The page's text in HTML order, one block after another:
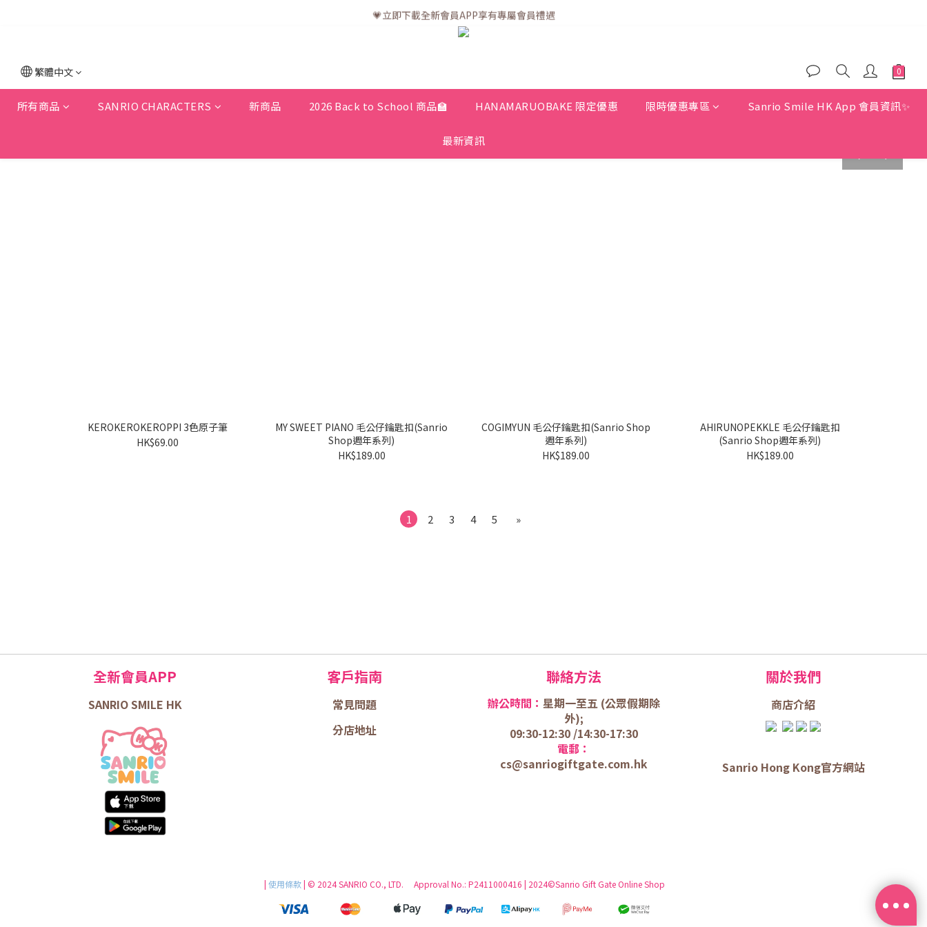
💗訂單一般送貨時間為3至5個工作天 (星期六、日及公眾假期並非工作天)
💗立即下載全新會員APP享有專屬會員禮遇
💗訂單一般送貨時間為3至5個工作天 (星期六、日及公眾假期並非工作天)
繁體中文
所有商品 SANRIO CHARACTERS 新商品 2026 Back to School 商品🏫 HANAMARUOBAKE 限定優惠 限時優惠專區 Sanrio Smile HK App 會員資訊✨
最新資訊
KEROKEROKEROPPI 3色原子筆
HK$69.00
MY SWEET PIANO 毛公仔鑰匙扣(Sanrio
Shop週年系列)
HK$189.00
COGIMYUN 毛公仔鑰匙扣(Sanrio Shop
週年系列)
HK$189.00
AHIRUNOPEKKLE 毛公仔鑰匙扣
(Sanrio Shop週年系列)
HK$189.00
1 2 3 4 5 »
全新會員APP
SANRIO SMILE HK
客戶指南
常見問題
分店地址
聯絡方法
辦公時間： 星期一至五 (公眾假期除
外);
09:30-12:30 /14:30-17:30
電郵：
cs@sanriogiftgate.com.hk
關於我們
商店介紹
Sanrio Hong Kong官方網站
| 使用條款| © 2024 SANRIO CO., LTD. Approval No.: P2411000416 | 2024©Sanrio Gift Gate Online Shop